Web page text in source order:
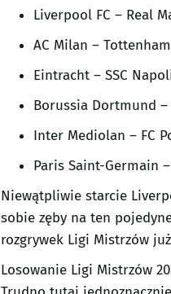
Liverpool FC – Real
AC Milan – Tottenham
Eintracht – SSC
Borussia Dortmund –
Inter Mediolan – FC
Paris Saint-Germain
Niewątpliwie starcie
sobie zęby na ten
rozgrywek Ligi Mistrzów
Losowanie Ligi Mistrzów